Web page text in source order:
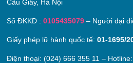
Cầu Giấy, Hà Nội
Số ĐKKD :0105435079 – Người đại
Giấy phép lữ hành quốc tế:01-1695/
Điện thoại: (024) 666 355 11 –